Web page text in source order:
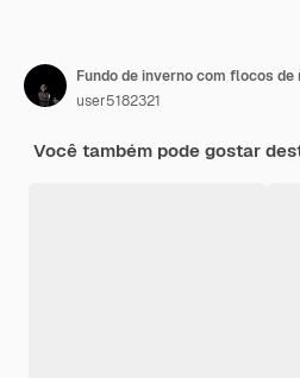
Fundo de inverno com flocos
user5182321
Você também pode gostar